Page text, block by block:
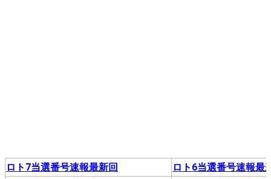
ロト7当選番号速報最新回
ロト6当選番号速報最